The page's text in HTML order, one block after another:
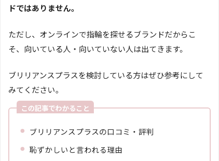
ドではありません。
ただし、オンラインで指輪を探せるブランドだからこ
そ、向いている人・向いていない人は出てきます。
ブリリアンスプラスを検討している方はぜひ参考にして
みてください。
この記事でわかること
ブリリアンスプラスの口コミ・評判
恥ずかしいと言われる理由